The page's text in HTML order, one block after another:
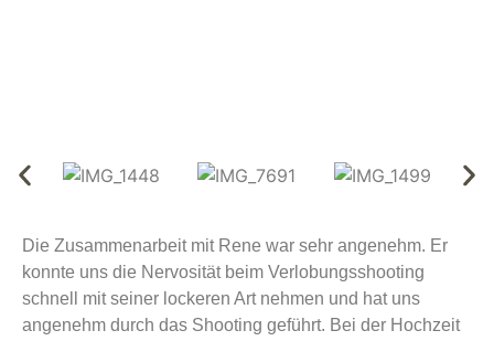
Die Zusammenarbeit mit Rene war sehr angenehm. Er
konnte uns die Nervosität beim Verlobungsshooting
schnell mit seiner lockeren Art nehmen und hat uns
angenehm durch das Shooting geführt. Bei der Hochzeit